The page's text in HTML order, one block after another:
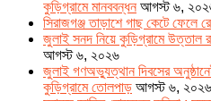
কুড়িগ্রামে মানববন্ধন আগস্ট ৬,
সিরাজগঞ্জ তাড়াশে গাছ কেটে ফেলে
জুলাই সনদ নিয়ে কুড়িগ্রামে উত্তাল
আগস্ট ৬, ২০২৬
জুলাই গণঅভ্যুত্থান দিবসের
কুড়িগ্রামে তোলপাড় আগস্ট ৬, ২০২৬